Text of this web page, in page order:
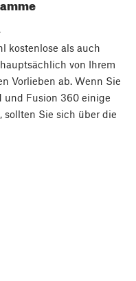
kostenlose als auch
von Ihrem
Vorlieben ab. Wenn Sie
und Fusion 360 einige
sollten Sie sich über die